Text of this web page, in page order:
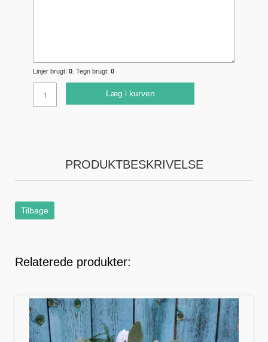
Linjer brugt: 0 . Tegn brugt: 0
Læg i kurven
PRODUKTBESKRIVELSE
Tilbage
Relaterede produkter: